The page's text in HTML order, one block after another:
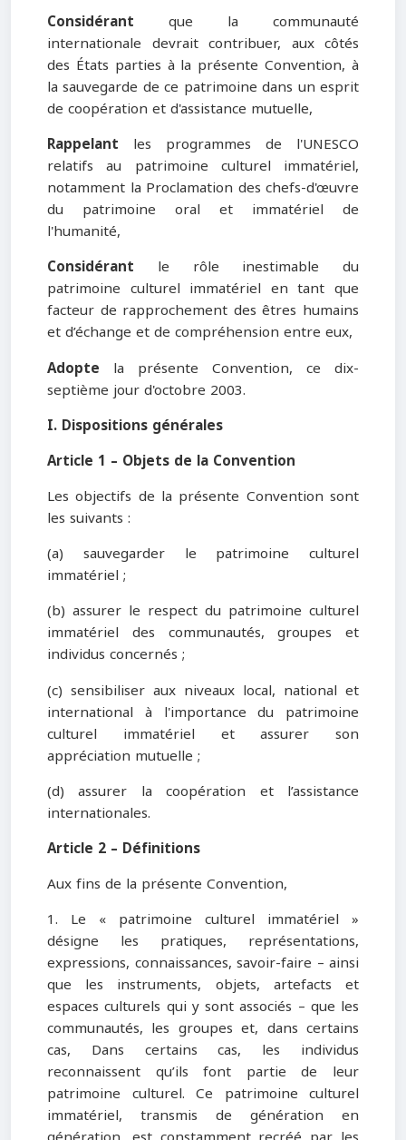
Considérant que la communauté
internationale devrait contribuer, aux côtés
des États parties à la présente Convention, à
la sauvegarde de ce patrimoine dans un esprit
de coopération et d'assistance mutuelle,
Rappelant les programmes de l'UNESCO
relatifs au patrimoine culturel immatériel,
notamment la Proclamation des chefs-d'œuvre
du patrimoine oral et immatériel de
l'humanité,
Considérant le rôle inestimable du
patrimoine culturel immatériel en tant que
facteur de rapprochement des êtres humains
et d’échange et de compréhension entre eux,
Adopte la présente Convention, ce dix-
septième jour d'octobre 2003.
I. Dispositions générales
Article 1 – Objets de la Convention
Les objectifs de la présente Convention sont
les suivants :
(a) sauvegarder le patrimoine culturel
immatériel ;
(b) assurer le respect du patrimoine culturel
immatériel des communautés, groupes et
individus concernés ;
(c) sensibiliser aux niveaux local, national et
international à l'importance du patrimoine
culturel immatériel et assurer son
appréciation mutuelle ;
(d) assurer la coopération et l’assistance
internationales.
Article 2 – Définitions
Aux fins de la présente Convention,
1. Le « patrimoine culturel immatériel »
désigne les pratiques, représentations,
expressions, connaissances, savoir-faire – ainsi
que les instruments, objets, artefacts et
espaces culturels qui y sont associés – que les
communautés, les groupes et, dans certains
cas, Dans certains cas, les individus
reconnaissent qu’ils font partie de leur
patrimoine culturel. Ce patrimoine culturel
immatériel, transmis de génération en